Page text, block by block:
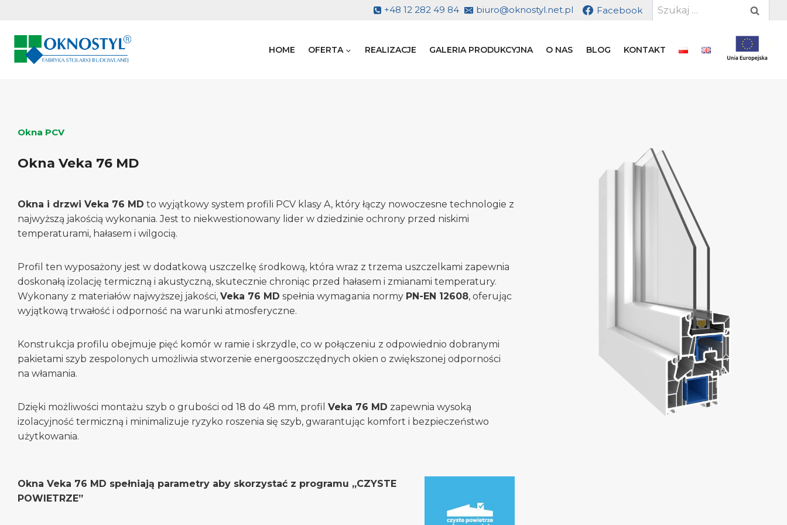
treści
+48 12 282 49 84 biuro@oknostyl.net.pl Facebook Szukaj:
HOME OFERTA REALIZACJE GALERIA PRODUKCYJNA O NAS BLOG KONTAKT
Okna PCV
Okna Veka 76 MD
Okna i drzwi Veka 76 MD to wyjątkowy system profili PCV klasy A, który łączy nowoczesne technologie z
najwyższą jakością wykonania. Jest to niekwestionowany lider w dziedzinie ochrony przed niskimi
temperaturami, hałasem i wilgocią.​
Profil ten wyposażony jest w dodatkową uszczelkę środkową, która wraz z trzema uszczelkami zapewnia
doskonałą izolację termiczną i akustyczną, skutecznie chroniąc przed hałasem i zmianami temperatury.
Wykonany z materiałów najwyższej jakości, Veka 76 MD spełnia wymagania normy PN-EN 12608, oferując
wyjątkową trwałość i odporność na warunki atmosferyczne.
Konstrukcja profilu obejmuje pięć komór w ramie i skrzydle, co w połączeniu z odpowiednio dobranymi
pakietami szyb zespolonych umożliwia stworzenie energooszczędnych okien o zwiększonej odporności
na włamania.
Dzięki możliwości montażu szyb o grubości od 18 do 48 mm, profil Veka 76 MD zapewnia wysoką
izolacyjność termiczną i minimalizuje ryzyko roszenia się szyb, gwarantując komfort i bezpieczeństwo
użytkowania.
Okna Veka 76 MD spełniają parametry aby skorzystać z programu „CZYSTE
POWIETRZE”